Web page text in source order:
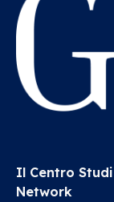
Il Centro Studi
Network